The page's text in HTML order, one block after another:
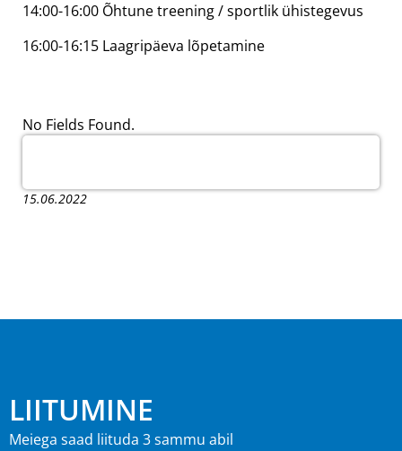
14:00-16:00 Õhtune treening / sportlik ühistegevus
16:00-16:15 Laagripäeva lõpetamine
No Fields Found.
15.06.2022
LIITUMINE
Meiega saad liituda 3 sammu abil